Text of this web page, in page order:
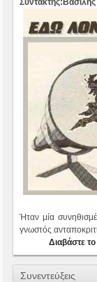
Ήταν μία
γνωστός
Διαβάστε
Συνεντεύξεις